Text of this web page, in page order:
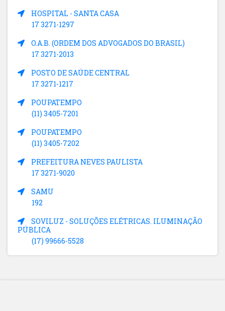
HOSPITAL - SANTA CASA
17 3271-1297
O.A.B. (ORDEM DOS ADVOGADOS DO BRASIL)
17 3271-2013
POSTO DE SAÚDE CENTRAL
17 3271-1217
POUPATEMPO
(11) 3405-7201
POUPATEMPO
(11) 3405-7202
PREFEITURA NEVES PAULISTA
17 3271-9020
SAMU
192
SOVILUZ - SOLUÇÕES ELÉTRICAS. ILUMINAÇÃO
PÚBLICA
(17) 99666-5528